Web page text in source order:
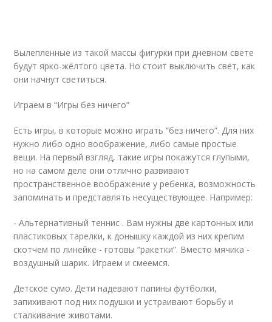
Вылепленные из такой массы фигурки при дневном свете
будут ярко-жёлтого цвета. Но стоит выключить свет, как
они начнут светиться.
Играем в “Игры без ничего”
Есть игры, в которые можно играть “без ничего”. Для них
нужно либо одно воображение, либо самые простые
вещи. На первый взгляд, такие игры покажутся глупыми,
но на самом деле они отлично развивают
пространственное воображение у ребенка, возможность
запоминать и представлять несуществующее. Например:
- Альтернативный теннис . Вам нужны две картонных или
пластиковых тарелки, к донышку каждой из них крепим
скотчем по линейке - готовы “ракетки”. Вместо мячика -
воздушный шарик. Играем и смеемся.
Детское сумо. Дети надевают папины футболки,
запихивают под них подушки и устраивают борьбу и
сталкивание животами.